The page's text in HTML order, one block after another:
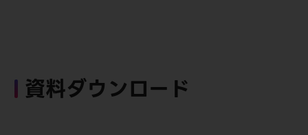
資料ダウンロード